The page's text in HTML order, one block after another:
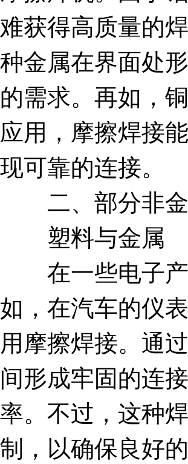
难获得高质量的
种金属在界面处
的需求。再如，
应用，摩擦焊接
现可靠的连接。
二、部分非金
塑料与金属
在一些电子产
如，在汽车的仪
用摩擦焊接。通
间形成牢固的连
率。不过，这种
制，以确保良好